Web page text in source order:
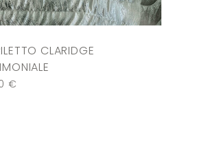
CLARIDGE
€